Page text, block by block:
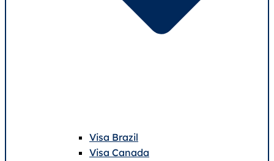
Visa Brazil
Visa Canada